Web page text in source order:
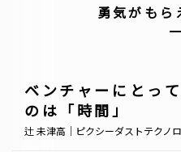
勇気がもら
ベンチャーにとっ
のは「時間」
辻 未津高｜ピクシーダストテクノ